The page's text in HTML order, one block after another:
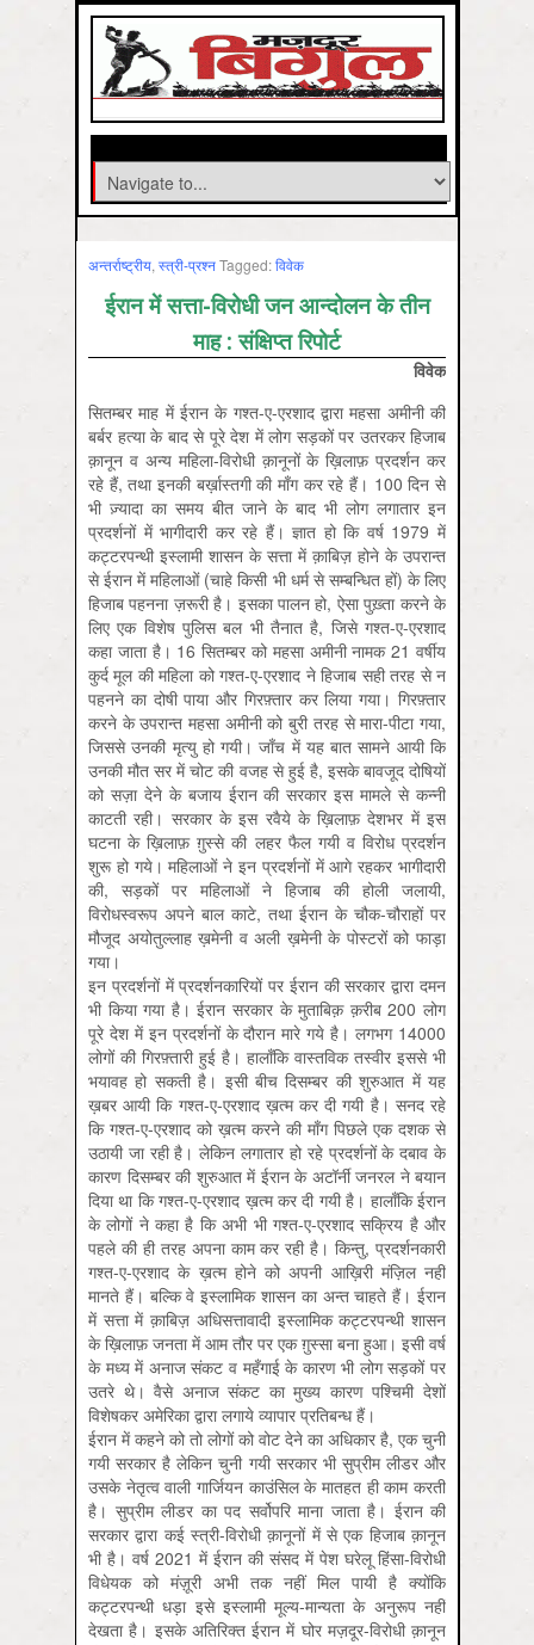
अन्तर्राष्ट्रीय, स्त्री-प्रश्नTagged:विवेक
ईरान में सत्ता-विरोधी जन आन्दोलन के तीन
माह : संक्षिप्त रिपोर्ट
विवेक
सितम्बर माह में ईरान के गश्त-ए-एरशाद द्वारा महसा अमीनी की
बर्बर हत्या के बाद से पूरे देश में लोग सड़कों पर उतरकर हिजाब
क़ानून व अन्य महिला-विरोधी क़ानूनों के ख़िलाफ़ प्रदर्शन कर
रहे हैं, तथा इनकी बर्ख़ास्तगी की माँग कर रहे हैं। 100 दिन से
भी ज़्यादा का समय बीत जाने के बाद भी लोग लगातार इन
प्रदर्शनों में भागीदारी कर रहे हैं। ज्ञात हो कि वर्ष 1979 में
कट्टरपन्थी इस्लामी शासन के सत्ता में क़ाबिज़ होने के उपरान्त
से ईरान में महिलाओं (चाहे किसी भी धर्म से सम्बन्धित हों) के लिए
हिजाब पहनना ज़रूरी है। इसका पालन हो, ऐसा पुख़्ता करने के
लिए एक विशेष पुलिस बल भी तैनात है, जिसे गश्त-ए-एरशाद
कहा जाता है। 16 सितम्बर को महसा अमीनी नामक 21 वर्षीय
कुर्द मूल की महिला को गश्त-ए-एरशाद ने हिजाब सही तरह से न
पहनने का दोषी पाया और गिरफ़्तार कर लिया गया। गिरफ़्तार
करने के उपरान्त महसा अमीनी को बुरी तरह से मारा-पीटा गया,
जिससे उनकी मृत्यु हो गयी। जाँच में यह बात सामने आयी कि
उनकी मौत सर में चोट की वजह से हुई है, इसके बावजूद दोषियों
को सज़ा देने के बजाय ईरान की सरकार इस मामले से कन्नी
काटती रही। सरकार के इस रवैये के ख़िलाफ़ देशभर में इस
घटना के ख़िलाफ़ ग़ुस्से की लहर फैल गयी व विरोध प्रदर्शन
शुरू हो गये। महिलाओं ने इन प्रदर्शनों में आगे रहकर भागीदारी
की, सड़कों पर महिलाओं ने हिजाब की होली जलायी,
विरोधस्वरूप अपने बाल काटे, तथा ईरान के चौक-चौराहों पर
मौजूद अयोतुल्लाह ख़मेनी व अली ख़मेनी के पोस्टरों को फाड़ा
गया।
इन प्रदर्शनों में प्रदर्शनकारियों पर ईरान की सरकार द्वारा दमन
भी किया गया है। ईरान सरकार के मुताबिक़ क़रीब 200 लोग
पूरे देश में इन प्रदर्शनों के दौरान मारे गये है। लगभग 14000
लोगों की गिरफ़्तारी हुई है। हालाँकि वास्तविक तस्वीर इससे भी
भयावह हो सकती है। इसी बीच दिसम्बर की शुरुआत में यह
ख़बर आयी कि गश्त-ए-एरशाद ख़त्म कर दी गयी है। सनद रहे
कि गश्त-ए-एरशाद को ख़त्म करने की माँग पिछले एक दशक से
उठायी जा रही है। लेकिन लगातार हो रहे प्रदर्शनों के दबाव के
कारण दिसम्बर की शुरुआत में ईरान के अटॉर्नी जनरल ने बयान
दिया था कि गश्त-ए-एरशाद ख़त्म कर दी गयी है। हालाँकि ईरान
के लोगों ने कहा है कि अभी भी गश्त-ए-एरशाद सक्रिय है और
पहले की ही तरह अपना काम कर रही है। किन्तु, प्रदर्शनकारी
गश्त-ए-एरशाद के ख़त्म होने को अपनी आख़िरी मंज़िल नहीं
मानते हैं। बल्कि वे इस्लामिक शासन का अन्त चाहते हैं। ईरान
में सत्ता में क़ाबिज़ अधिसत्तावादी इस्लामिक कट्टरपन्थी शासन
के ख़िलाफ़ जनता में आम तौर पर एक ग़ुस्सा बना हुआ। इसी वर्ष
के मध्य में अनाज संकट व महँगाई के कारण भी लोग सड़कों पर
उतरे थे। वैसे अनाज संकट का मुख्य कारण पश्चिमी देशों
विशेषकर अमेरिका द्वारा लगाये व्यापार प्रतिबन्ध हैं।
ईरान में कहने को तो लोगों को वोट देने का अधिकार है, एक चुनी
गयी सरकार है लेकिन चुनी गयी सरकार भी सुप्रीम लीडर और
उसके नेतृत्व वाली गार्जियन काउंसिल के मातहत ही काम करती
है। सुप्रीम लीडर का पद सर्वोपरि माना जाता है। ईरान की
सरकार द्वारा कई स्त्री-विरोधी क़ानूनों में से एक हिजाब क़ानून
भी है। वर्ष 2021 में ईरान की संसद में पेश घरेलू हिंसा-विरोधी
विधेयक को मंज़ूरी अभी तक नहीं मिल पायी है क्योंकि
कट्टरपन्थी धड़ा इसे इस्लामी मूल्य-मान्यता के अनुरूप नहीं
देखता है। इसके अतिरिक्त ईरान में घोर मज़दूर-विरोधी क़ानून